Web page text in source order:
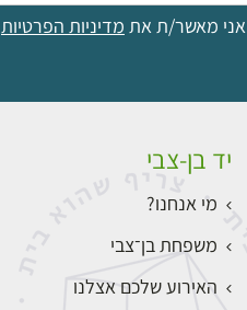
אני מאשר/ת את מדיניות הפרטיות
יד בן-צבי
מי אנחנו?
משפחת בן־צבי
האירוע שלכם אצלנו